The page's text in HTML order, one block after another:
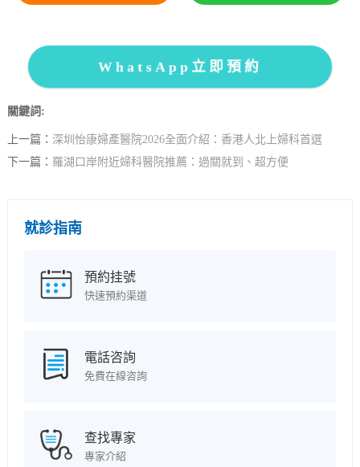
WhatsApp立即預約
關鍵詞:
上一篇： 深圳怡康婦產醫院2026全面介紹：香港人北上婦科首選
下一篇： 羅湖口岸附近婦科醫院推薦：過關就到、超方便
就診指南
預約挂號
快速預約渠道
電話咨詢
免費在線咨詢
查找專家
專家介紹